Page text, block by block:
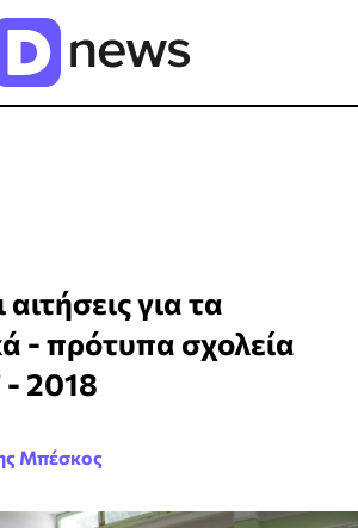
για τα
- πρότυπα σχολεία
- 2018
Μπέσκος